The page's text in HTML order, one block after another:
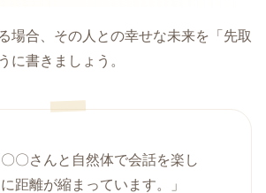
場合、その人との幸せな未来を「先取
に書きましょう。
〇〇さんと自然体で会話を楽し
距離が縮まっています。」